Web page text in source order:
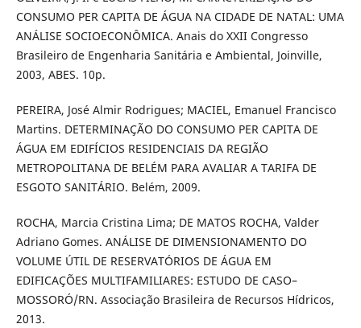
CONSUMO PER CAPITA DE ÁGUA NA CIDADE DE NATAL: UMA
ANÁLISE SOCIOECONÔMICA. Anais do XXII Congresso
Brasileiro de Engenharia Sanitária e Ambiental, Joinville,
2003, ABES. 10p.
PEREIRA, José Almir Rodrigues; MACIEL, Emanuel Francisco
Martins. DETERMINAÇÃO DO CONSUMO PER CAPITA DE
ÁGUA EM EDIFÍCIOS RESIDENCIAIS DA REGIÃO
METROPOLITANA DE BELÉM PARA AVALIAR A TARIFA DE
ESGOTO SANITÁRIO. Belém, 2009.
ROCHA, Marcia Cristina Lima; DE MATOS ROCHA, Valder
Adriano Gomes. ANÁLISE DE DIMENSIONAMENTO DO
VOLUME ÚTIL DE RESERVATÓRIOS DE ÁGUA EM
EDIFICAÇÕES MULTIFAMILIARES: ESTUDO DE CASO–
MOSSORÓ/RN. Associação Brasileira de Recursos Hídricos,
2013.